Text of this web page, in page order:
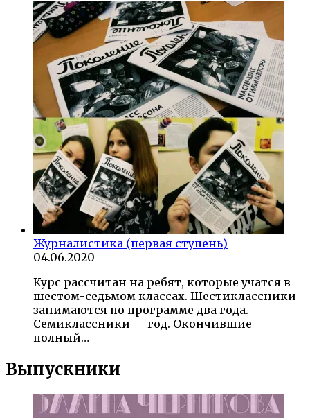
Журналистика (первая ступень)
04.06.2020
Курс рассчитан на ребят, которые учатся в
шестом-седьмом классах. Шестиклассники
занимаются по программе два года.
Семиклассники — год. Окончившие
полный…
Выпускники